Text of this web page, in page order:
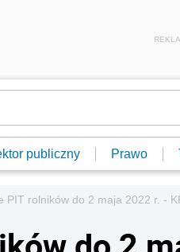
publiczny Prawo
PIT rolników do 2 maja 2022 r. -